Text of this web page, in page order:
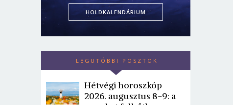
HOLDKALENDÁRIUM
LEGUTÓBBI POSZTOK
Hétvégi horoszkóp
2026. augusztus 8-9: a